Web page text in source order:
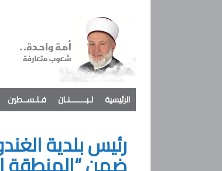
الرئيسية لـبـــــــنـان فـلـســطين
رئيس بلدية